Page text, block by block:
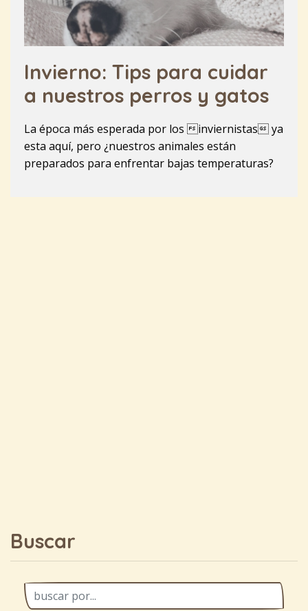
Invierno: Tips para cuidar
a nuestros perros y gatos
La época más esperada por los inviernistas ya
esta aquí, pero ¿nuestros animales están
preparados para enfrentar bajas temperaturas?
Buscar